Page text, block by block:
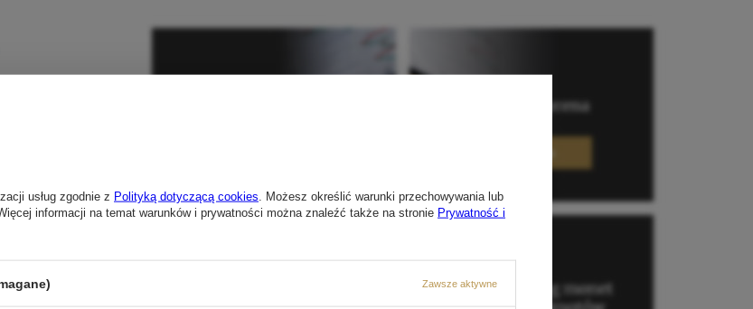
usług zgodnie z Polityką dotyczącą cookies . Możesz określić warunki przechowywania lub
informacji na temat warunków i prywatności można znaleźć także na stronie Prywatność i
Zawsze aktywne